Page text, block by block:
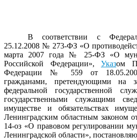
В соответствии с
25.12.2008 № 273-ФЗ «О
марта 2007 года № 25-ФЗ «О
Российской Федерации», Указом
Федерации № 559 от
гражданами, претендующими на
федеральной государственной
государственными служащими
имуществе и обязательствах
Ленинградским областным законом
14-оз «О правовом регулировании
Ленинградской области»,